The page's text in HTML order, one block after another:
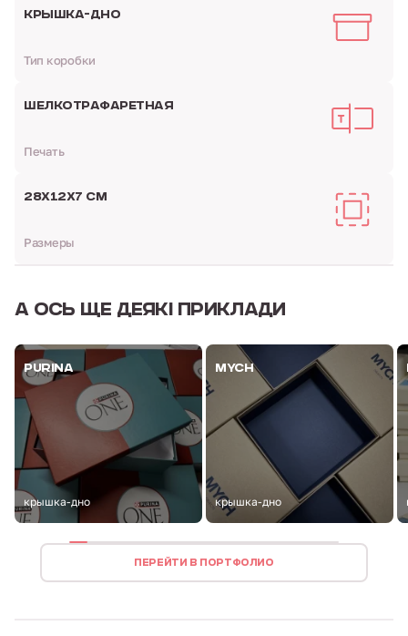
КРЫШКА-ДНО
Тип коробки
ШЕЛКОТРАФАРЕТНАЯ
Печать
28Х12Х7 СМ
Размеры
А ОСЬ ЩЕ ДЕЯКІ ПРИКЛАДИ
PURINA
крышка-дно
MYCH
крышка-дно
ПЕРЕЙТИ В ПОРТФОЛИО